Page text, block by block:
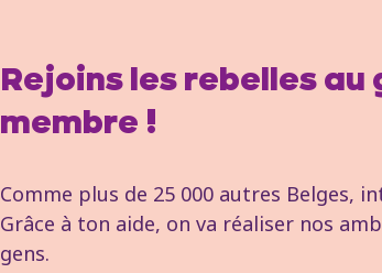
Rejoins les rebelles
membre !
Comme plus de 25 000 autres Belges,
Grâce à ton aide, on va réaliser nos
gens.